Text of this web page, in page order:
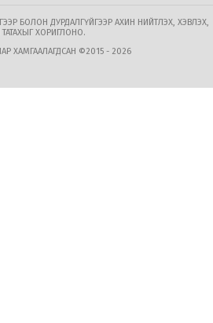
БОЛОН ДУРДАЛГҮЙГЭЭР АХИН НИЙТЛЭХ, ХЭВЛЭХ,
ХОРИГЛОНО.
ХАМГААЛАГДСАН ©2015 - 2026